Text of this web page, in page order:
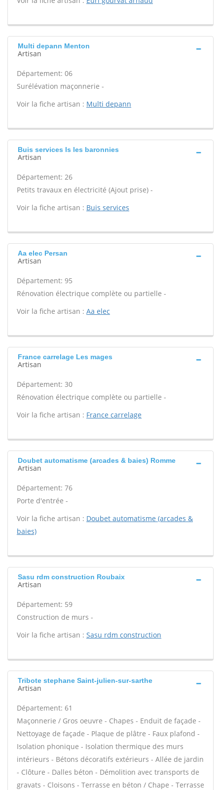
Multi depann Menton
Artisan
Département: 06
Surélévation maçonnerie -
Voir la fiche artisan : Multi depann
Buis services Is les baronnies
Artisan
Département: 26
Petits travaux en électricité (Ajout prise) -
Voir la fiche artisan : Buis services
Aa elec Persan
Artisan
Département: 95
Rénovation électrique complète ou partielle -
Voir la fiche artisan : Aa elec
France carrelage Les mages
Artisan
Département: 30
Rénovation électrique complète ou partielle -
Voir la fiche artisan : France carrelage
Doubet automatisme (arcades & baies) Romme
Artisan
Département: 76
Porte d'entrée -
Voir la fiche artisan : Doubet automatisme (arcades &
baies)
Sasu rdm construction Roubaix
Artisan
Département: 59
Construction de murs -
Voir la fiche artisan : Sasu rdm construction
Tribote stephane Saint-julien-sur-sarthe
Artisan
Département: 61
Maçonnerie / Gros oeuvre - Chapes - Enduit de façade -
Nettoyage de façade - Plaque de plâtre - Faux plafond -
Isolation phonique - Isolation thermique des murs
intérieurs - Bétons décoratifs extérieurs - Allée de jardin
- Clôture - Dalles béton - Démolition avec transports de
gravats - Cloisons - Terrasse en béton / Chape - Terrasse